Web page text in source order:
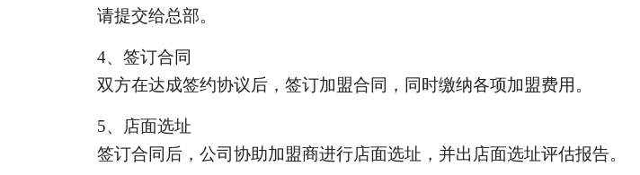
请提交给总部。
4、签订合同
双方在达成签约协议后，签订加盟合同，同时缴纳各项加盟费用。
5、店面选址
签订合同后，公司协助加盟商进行店面选址，并出店面选址评估报告。